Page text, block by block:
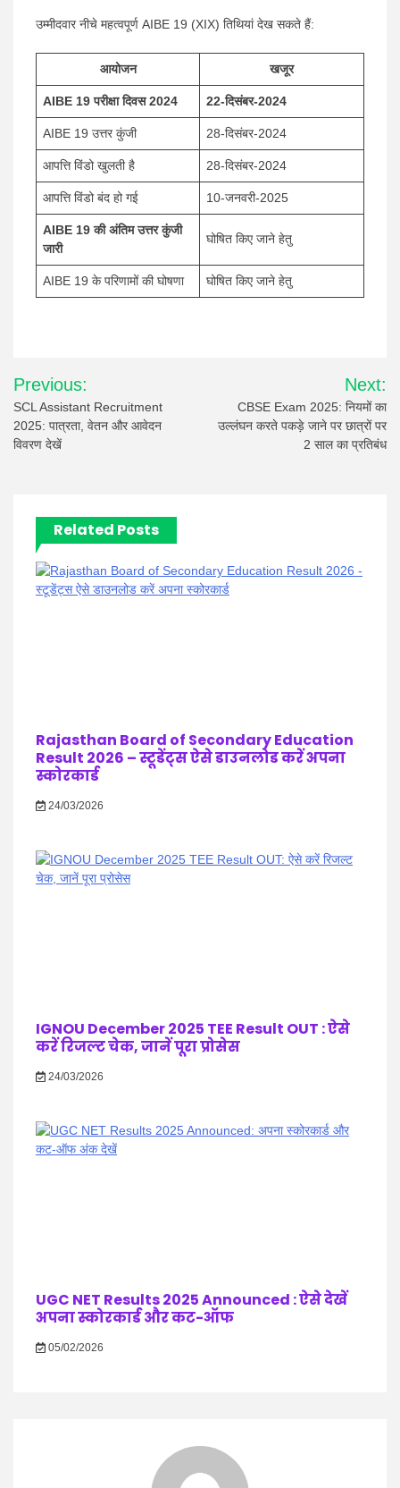
उम्मीदवार नीचे महत्वपूर्ण AIBE 19 (XIX) तिथियां देख सकते हैं:
आयोजन खजूर
AIBE 19 परीक्षा दिवस 2024 22-दिसंबर-2024
AIBE 19 उत्तर कुंजी 28-दिसंबर-2024
आपत्ति विंडो खुलती है 28-दिसंबर-2024
आपत्ति विंडो बंद हो गई 10-जनवरी-2025
AIBE 19 की अंतिम उत्तर कुंजी
जारी
घोषित किए जाने हेतु
AIBE 19 के परिणामों की घोषणा घोषित किए जाने हेतु
Post
navigation
Previous:
SCL Assistant Recruitment
2025: पात्रता, वेतन और आवेदन
विवरण देखें
Next:
CBSE Exam 2025: नियमों का
उल्लंघन करते पकड़े जाने पर छात्रों पर
2 साल का प्रतिबंध
Related Posts
Rajasthan Board of Secondary Education
Result 2026 – स्टूडेंट्स ऐसे डाउनलोड करें अपना
स्कोरकार्ड
24/03/2026
IGNOU December 2025 TEE Result OUT : ऐसे
करें रिजल्ट चेक, जानें पूरा प्रोसेस
24/03/2026
UGC NET Results 2025 Announced : ऐसे देखें
अपना स्कोरकार्ड और कट-ऑफ
05/02/2026